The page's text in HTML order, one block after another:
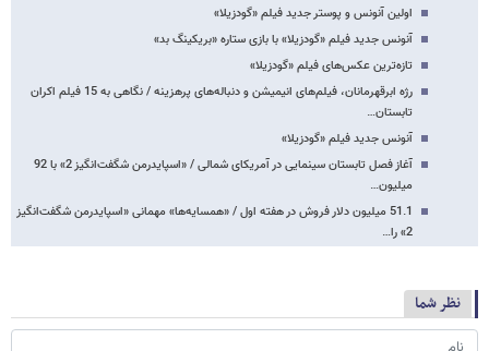
اولین آنونس و پوستر جدید فیلم «گودزیلا»
آنونس جدید فیلم «گودزیلا» با بازی ستاره «بریکینگ بد»
تازه‌ترین عکس‌های فیلم «گودزیلا»
رژه ابرقهرمانان، فیلم‌های انیمیشن و دنباله‌های پرهزینه / نگاهی به 15 فیلم اکران
تابستان…
آنونس جدید فیلم «گودزیلا»
آغاز فصل تابستان سینمایی در آمریکای شمالی / «اسپایدرمن شگفت‌انگیز 2» با 92
میلیون…
51.1 میلیون دلار فروش در هفته اول / «همسایه‌ها» مهمانی «اسپایدرمن شگفت‌انگیز
2» را…
نظر شما